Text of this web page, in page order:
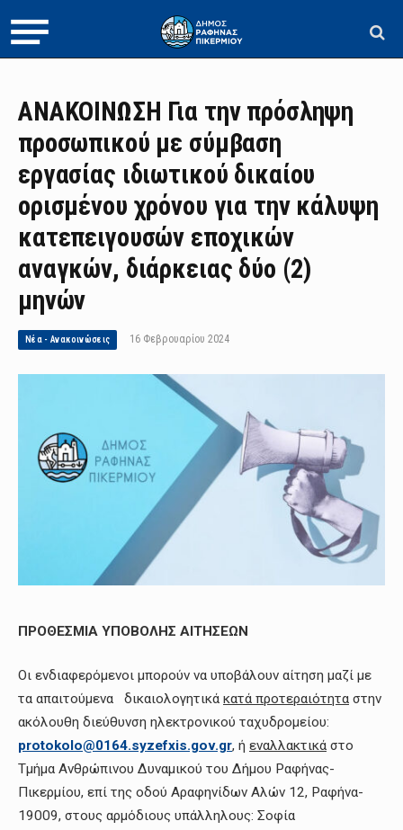
ΑΝΑΚΟΙΝΩΣΗ Για την πρόσληψη
προσωπικού με σύμβαση
εργασίας ιδιωτικού δικαίου
ορισμένου χρόνου για την κάλυψη
κατεπειγουσών εποχικών
αναγκών, διάρκειας δύο (2)
μηνών
Νέα - Ανακοινώσεις 16 Φεβρουαρίου 2024
ΠΡΟΘΕΣΜΙΑ ΥΠΟΒΟΛΗΣ ΑΙΤΗΣΕΩΝ
Οι ενδιαφερόμενοι μπορούν να υποβάλουν αίτηση μαζί με
τα απαιτούμενα δικαιολογητικά κατά προτεραιότητα στην
ακόλουθη διεύθυνση ηλεκτρονικού ταχυδρομείου:
protokolo@0164.syzefxis.gov.gr, ή εναλλακτικά στο
Τμήμα Ανθρώπινου Δυναμικού του Δήμου Ραφήνας-
Πικερμίου, επί της οδού Αραφηνίδων Αλών 12, Ραφήνα-
19009, στους αρμόδιους υπάλληλους: Σοφία